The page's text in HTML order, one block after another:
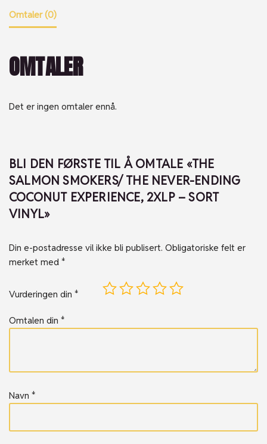
Omtaler (0)
OMTALER
Det er ingen omtaler ennå.
BLI DEN FØRSTE TIL Å OMTALE «THE
SALMON SMOKERS/ THE NEVER-ENDING
COCONUT EXPERIENCE, 2XLP – SORT
VINYL»
Din e-postadresse vil ikke bli publisert. Obligatoriske felt er
merket med *
Vurderingen din *
Omtalen din *
Navn *